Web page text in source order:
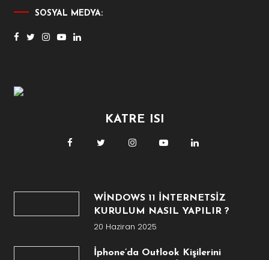
SOSYAL MEDYA:
KATRE ISI
WİNDOWS 11 İNTERNETSİZ
KURULUM NASIL YAPILIR ?
20 Haziran 2025
İphone’da Outlook Kişilerini